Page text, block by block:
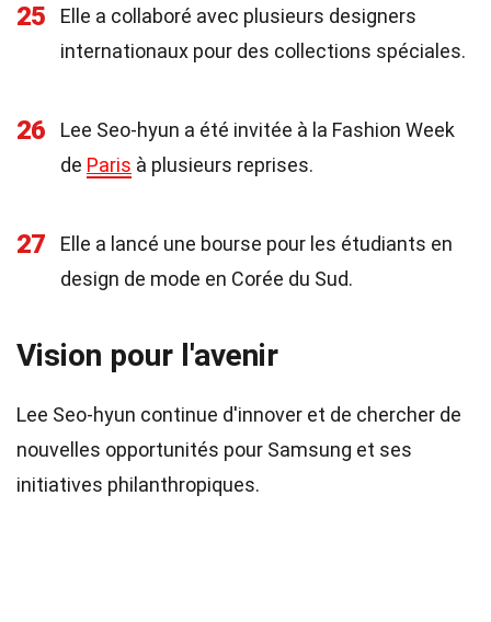
25
Elle a collaboré avec plusieurs designers
internationaux pour des collections spéciales.
26
Lee Seo-hyun a été invitée à la Fashion Week
de Paris à plusieurs reprises.
27
Elle a lancé une bourse pour les étudiants en
design de mode en Corée du Sud.
Vision pour l'avenir
Lee Seo-hyun continue d'innover et de chercher de
nouvelles opportunités pour Samsung et ses
initiatives philanthropiques.